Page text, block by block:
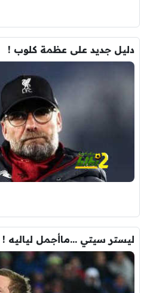
دليل جديد على عظمة كلوب !
ليستر سيتي …ماأجمل لياليه !